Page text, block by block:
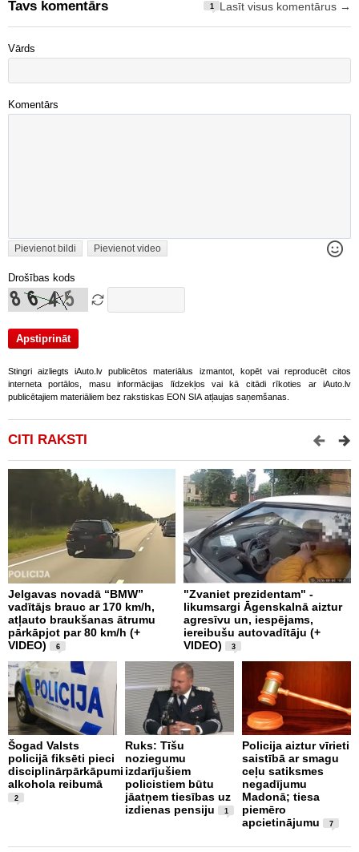
Tavs komentārs 1 Lasīt visus komentārus →
Vārds
Komentārs
Pievienot bildi Pievienot video
Drošības kods
Stingri aizliegts iAuto.lv publicētos materiālus izmantot, kopēt vai reproducēt citos
interneta portālos, masu informācijas līdzekļos vai kā citādi rīkoties ar iAuto.lv
publicētajiem materiāliem bez rakstiskas EON SIA atļaujas saņemšanas.
CITI RAKSTI
Jelgavas novadā “BMW”
vadītājs brauc ar 170 km/h,
atļauto braukšanas ātrumu
pārkāpjot par 80 km/h (+
VIDEO)
6
"Zvaniet prezidentam" -
likumsargi Āgenskalnā aiztur
agresīvu un, iespējams,
iereibušu autovadītāju (+
VIDEO)
3
Šogad Valsts
policijā fiksēti pieci
disciplinārpārkāpumi
alkohola reibumā
2
Ruks: Tīšu
noziegumu
izdarījušiem
policistiem būtu
jāatņem tiesības uz
izdienas pensiju
1
Policija aiztur vīrieti
saistībā ar smagu
ceļu satiksmes
negadījumu
Madonā; tiesa
piemēro
apcietinājumu
7